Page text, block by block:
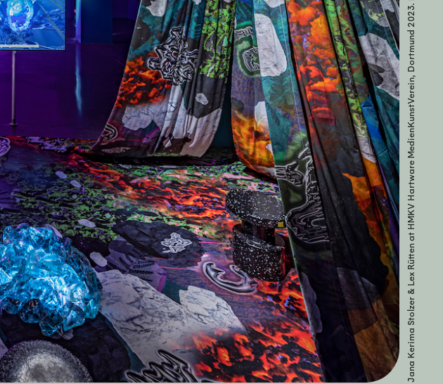
Jana Kerima Stolzer & Lex Rütten at HMKV Hartware MedienKunstVerein, Dortmund 2023. Photo: Jannis Wiebusch